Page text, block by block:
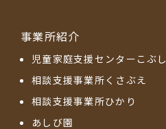
事業所紹介
児童家庭支援センターこぶし
相談支援事業所くさぶえ
相談支援事業所ひかり
あしび園